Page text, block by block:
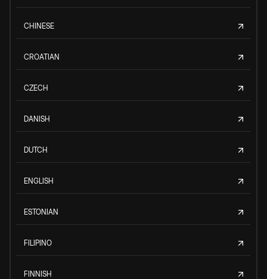
CHINESE
CROATIAN
CZECH
DANISH
DUTCH
ENGLISH
ESTONIAN
FILIPINO
FINNISH